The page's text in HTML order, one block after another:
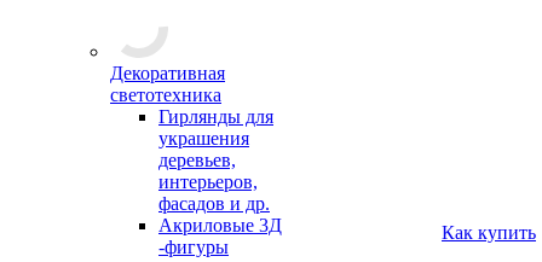
Декоративная
светотехника
Гирлянды для
украшения
деревьев,
интерьеров,
фасадов и др.
Акриловые 3Д
-фигуры
Как купить